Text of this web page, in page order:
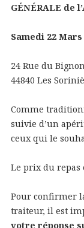
GÉNÉRALE de
Samedi 22 Mars
24 Rue du
44840 Les
Comme
suivie d’un
ceux qui le
Le prix du repas
Pour confirmer
traiteur, il est
votre réponse